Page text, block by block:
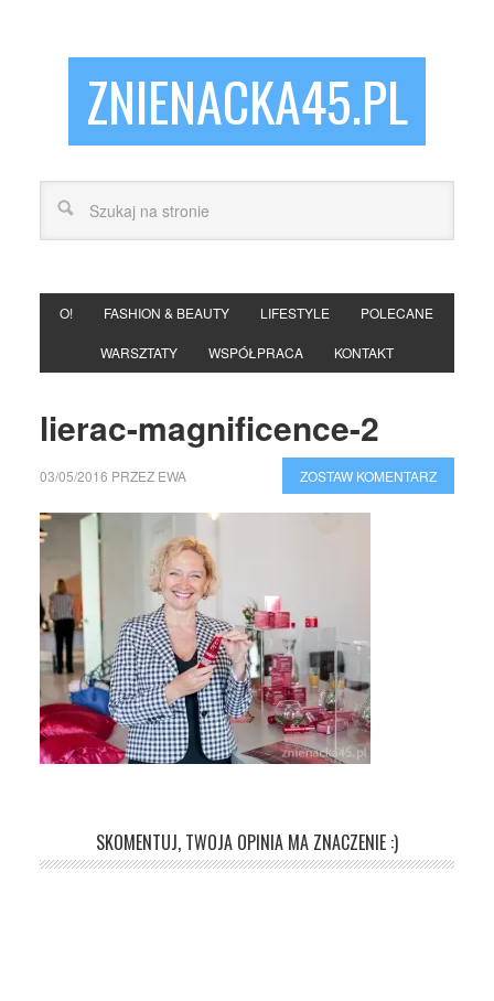
ZNIENACKA45.PL
O! FASHION & BEAUTY LIFESTYLE POLECANE
WARSZTATY WSPÓŁPRACA KONTAKT
lierac-magnificence-2
03/05/2016 PRZEZ EWA ZOSTAW KOMENTARZ
SKOMENTUJ, TWOJA OPINIA MA ZNACZENIE :)